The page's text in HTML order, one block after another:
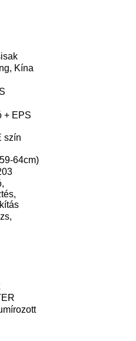
Kína
+ EPS
szín
64cm)